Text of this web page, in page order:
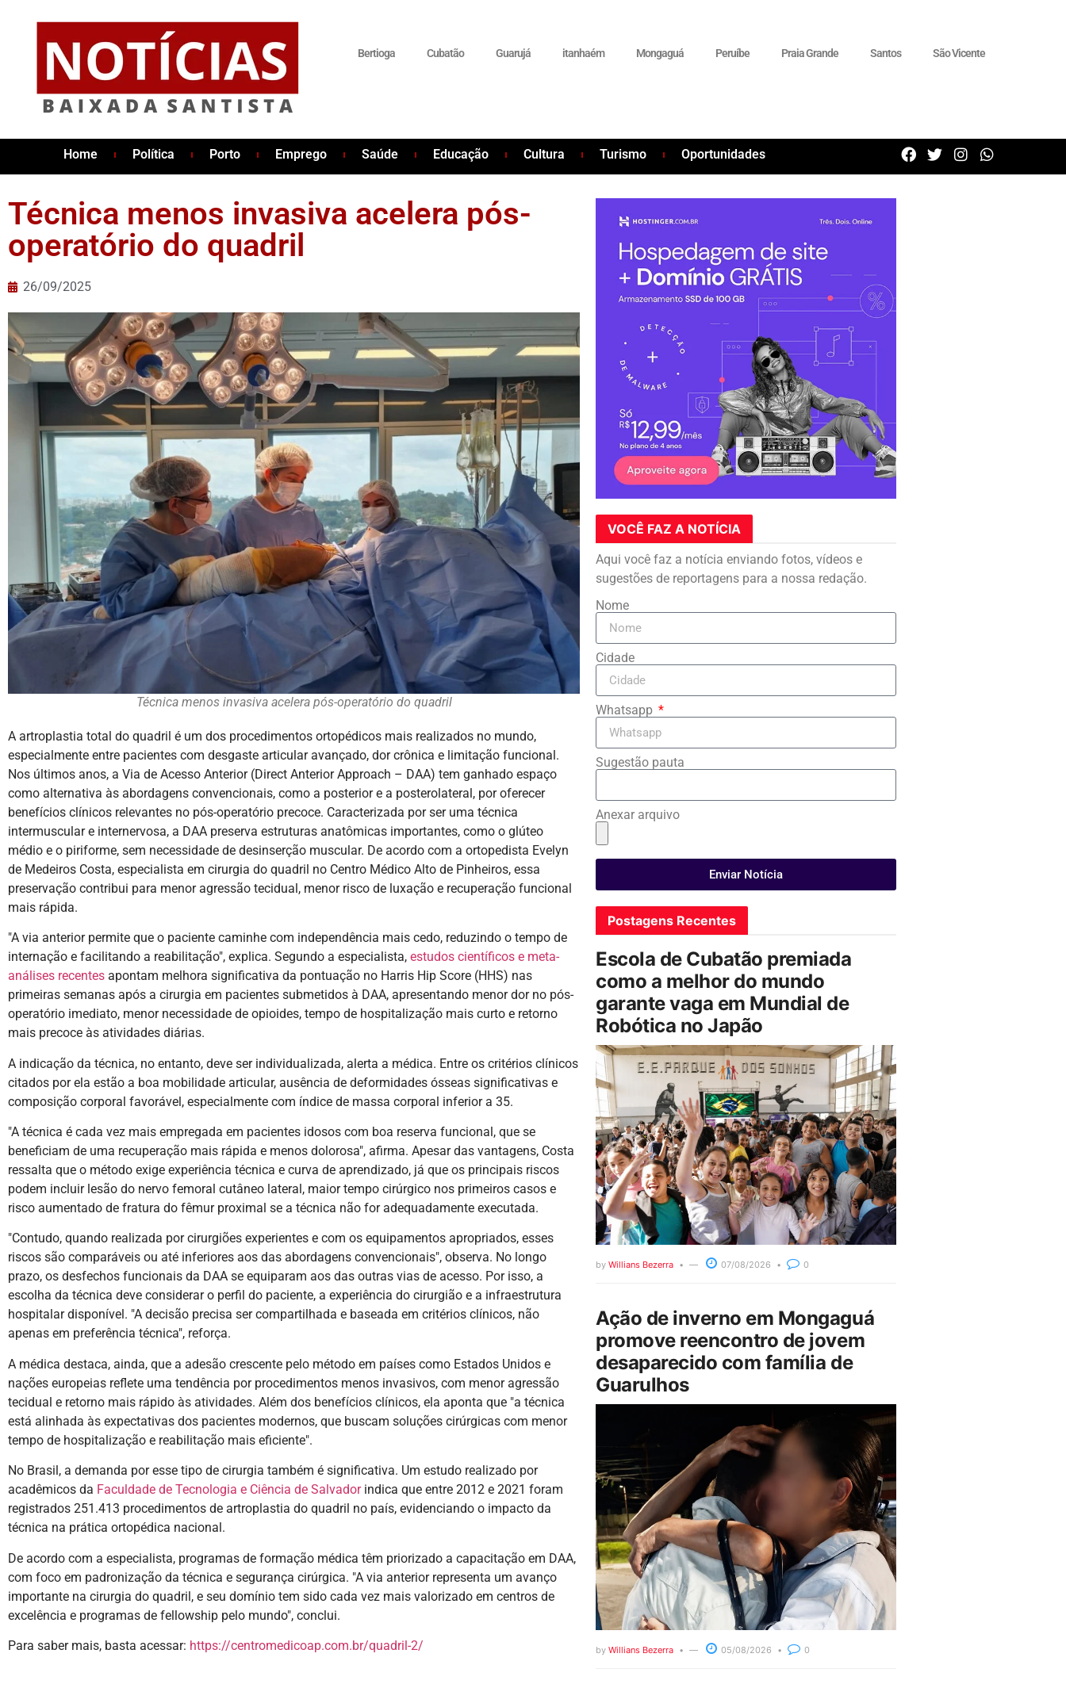
Bertioga Cubatão Guarujá itanhaém Mongaguá Peruíbe Praia Grande Santos São Vicente
Home Política Porto Emprego Saúde Educação Cultura Turismo Oportunidades
Técnica menos invasiva acelera pós-
operatório do quadril
26/09/2025
Técnica menos invasiva acelera pós-operatório do quadril
A artroplastia total do quadril é um dos procedimentos ortopédicos mais realizados no mundo,
especialmente entre pacientes com desgaste articular avançado, dor crônica e limitação funcional.
Nos últimos anos, a Via de Acesso Anterior (Direct Anterior Approach – DAA) tem ganhado espaço
como alternativa às abordagens convencionais, como a posterior e a posterolateral, por oferecer
benefícios clínicos relevantes no pós-operatório precoce. Caracterizada por ser uma técnica
intermuscular e internervosa, a DAA preserva estruturas anatômicas importantes, como o glúteo
médio e o piriforme, sem necessidade de desinserção muscular. De acordo com a ortopedista Evelyn
de Medeiros Costa, especialista em cirurgia do quadril no Centro Médico Alto de Pinheiros, essa
preservação contribui para menor agressão tecidual, menor risco de luxação e recuperação funcional
mais rápida.
"A via anterior permite que o paciente caminhe com independência mais cedo, reduzindo o tempo de
internação e facilitando a reabilitação", explica. Segundo a especialista, estudos científicos e meta-
análises recentes apontam melhora significativa da pontuação no Harris Hip Score (HHS) nas
primeiras semanas após a cirurgia em pacientes submetidos à DAA, apresentando menor dor no pós-
operatório imediato, menor necessidade de opioides, tempo de hospitalização mais curto e retorno
mais precoce às atividades diárias.
A indicação da técnica, no entanto, deve ser individualizada, alerta a médica. Entre os critérios clínicos
citados por ela estão a boa mobilidade articular, ausência de deformidades ósseas significativas e
composição corporal favorável, especialmente com índice de massa corporal inferior a 35.
"A técnica é cada vez mais empregada em pacientes idosos com boa reserva funcional, que se
beneficiam de uma recuperação mais rápida e menos dolorosa", afirma. Apesar das vantagens, Costa
ressalta que o método exige experiência técnica e curva de aprendizado, já que os principais riscos
podem incluir lesão do nervo femoral cutâneo lateral, maior tempo cirúrgico nos primeiros casos e
risco aumentado de fratura do fêmur proximal se a técnica não for adequadamente executada.
"Contudo, quando realizada por cirurgiões experientes e com os equipamentos apropriados, esses
riscos são comparáveis ou até inferiores aos das abordagens convencionais", observa. No longo
prazo, os desfechos funcionais da DAA se equiparam aos das outras vias de acesso. Por isso, a
escolha da técnica deve considerar o perfil do paciente, a experiência do cirurgião e a infraestrutura
hospitalar disponível. "A decisão precisa ser compartilhada e baseada em critérios clínicos, não
apenas em preferência técnica", reforça.
A médica destaca, ainda, que a adesão crescente pelo método em países como Estados Unidos e
nações europeias reflete uma tendência por procedimentos menos invasivos, com menor agressão
tecidual e retorno mais rápido às atividades. Além dos benefícios clínicos, ela aponta que "a técnica
está alinhada às expectativas dos pacientes modernos, que buscam soluções cirúrgicas com menor
tempo de hospitalização e reabilitação mais eficiente".
No Brasil, a demanda por esse tipo de cirurgia também é significativa. Um estudo realizado por
acadêmicos da Faculdade de Tecnologia e Ciência de Salvadorindica que entre 2012 e 2021 foram
registrados 251.413 procedimentos de artroplastia do quadril no país, evidenciando o impacto da
técnica na prática ortopédica nacional.
De acordo com a especialista, programas de formação médica têm priorizado a capacitação em DAA,
com foco em padronização da técnica e segurança cirúrgica. "A via anterior representa um avanço
importante na cirurgia do quadril, e seu domínio tem sido cada vez mais valorizado em centros de
excelência e programas de fellowship pelo mundo", conclui.
Para saber mais, basta acessar: https://centromedicoap.com.br/quadril-2/
VOCÊ FAZ A NOTÍCIA
Aqui você faz a notícia enviando fotos, vídeos e
sugestões de reportagens para a nossa redação.
Nome
Cidade
Whatsapp
Sugestão pauta
Anexar arquivo
Enviar Notícia
Postagens Recentes
Escola de Cubatão premiada
como a melhor do mundo
garante vaga em Mundial de
Robótica no Japão
by Willians Bezerra 07/08/2026 0
Ação de inverno em Mongaguá
promove reencontro de jovem
desaparecido com família de
Guarulhos
by Willians Bezerra 05/08/2026 0